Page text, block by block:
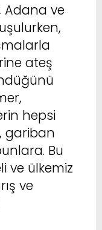
Adana ve
ateş
hepsi
gariban
Bu
ve ülkemiz
ve